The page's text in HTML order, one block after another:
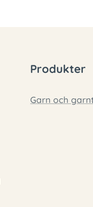
Produkter
Garn och